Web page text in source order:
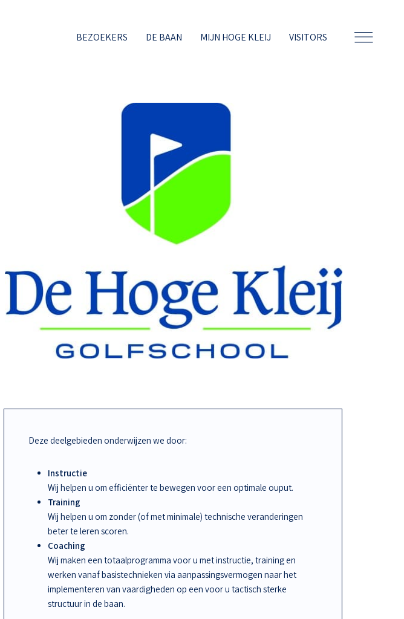
BEZOEKERS DE BAAN MIJN HOGE KLEIJ VISITORS
Deze deelgebieden onderwijzen we door:
Instructie
Wij helpen u om efficiënter te bewegen voor een optimale ouput.
Training
Wij helpen u om zonder (of met minimale) technische veranderingen
beter te leren scoren.
Coaching
Wij maken een totaalprogramma voor u met instructie, training en
werken vanaf basistechnieken via aanpassingsvermogen naar het
implementeren van vaardigheden op een voor u tactisch sterke
structuur in de baan.